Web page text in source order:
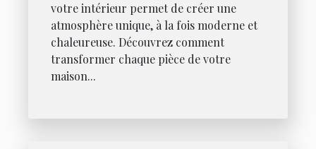
votre intérieur permet de créer une
atmosphère unique, à la fois moderne et
chaleureuse. Découvrez comment
transformer chaque pièce de votre
maison...